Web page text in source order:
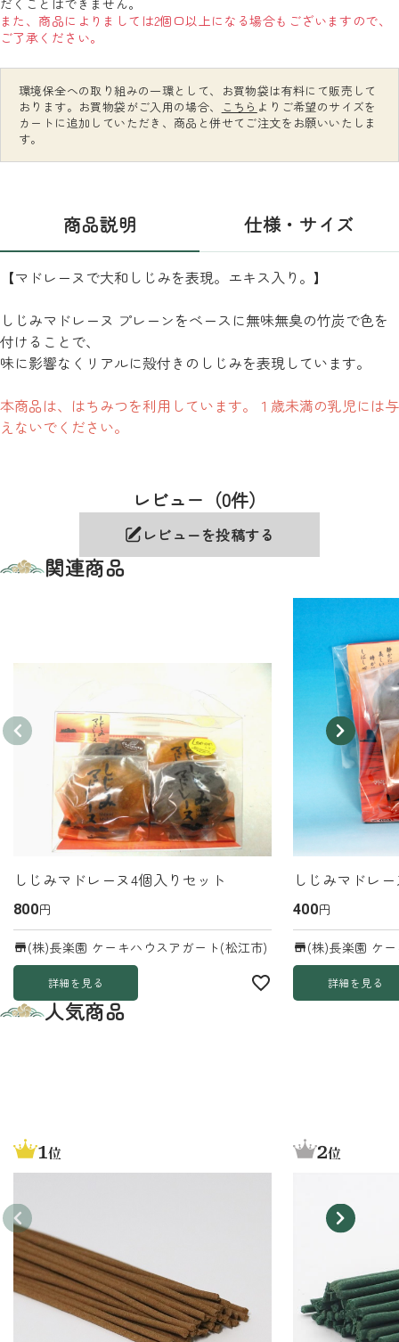
だくことはできません。
また、商品によりましては2個口以上になる場合もございますので、
ご了承ください。
環境保全への取り組みの一環として、お買物袋は有料にて販売して
おります。お買物袋がご入用の場合、
こちら よりご希望のサイズを
カートに追加していただき、商品と併せてご注文をお願いいたしま
す。
商品説明 仕様・サイズ
【マドレーヌで大和しじみを表現。エキス入り。】
しじみマドレーヌ プレーンをベースに無味無臭の竹炭で色を
付けることで、
味に影響なくリアルに殻付きのしじみを表現しています。
本商品は、はちみつを利用しています。１歳未満の乳児には与
えないでください。
レビュー（0件）
レビューを投稿する
関連商品
しじみマドレーヌ4個入りセット
800円
(株)長楽園 ケーキハウスアガート(松江市)
詳細を見る
しじみマドレ
400円
(株)長楽園 ケ
詳細を見る
人気商品
1位 2位